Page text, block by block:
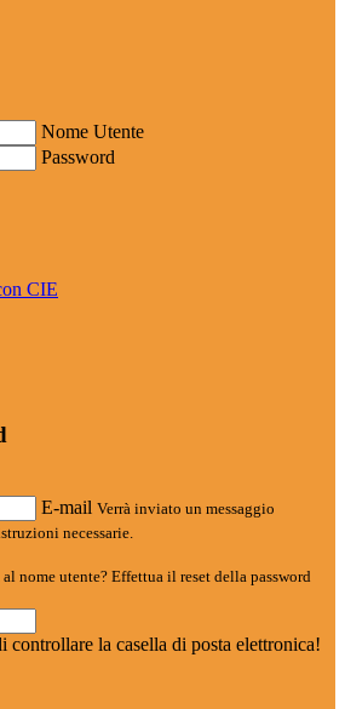
Nome Utente
Password
CIE
E-mail Verrà inviato un messaggio
necessarie.
nome utente? Effettua il reset della password
controllare la casella di posta elettronica!